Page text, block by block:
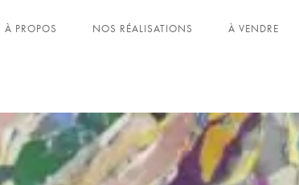
À PROPOS NOS RÉALISATIONS À VENDRE